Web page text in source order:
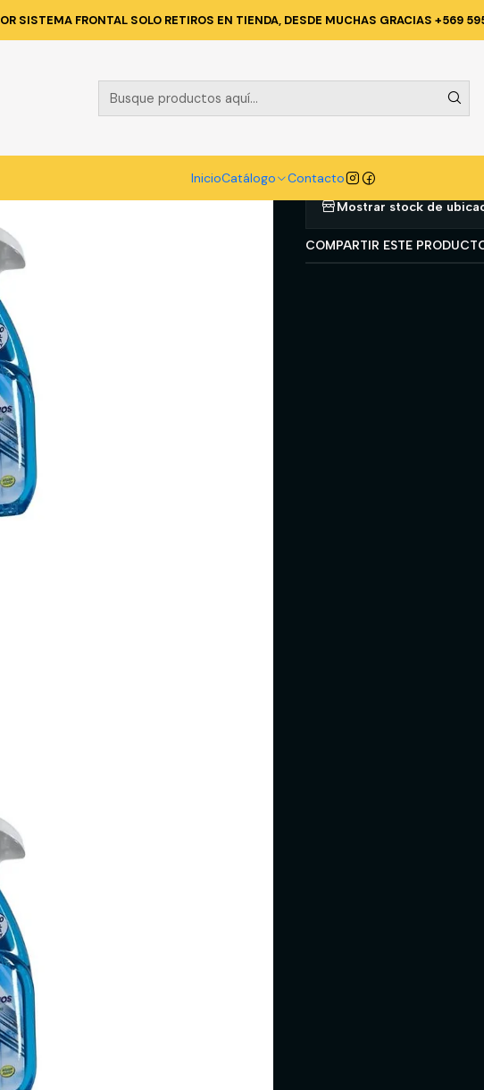
InicioCatálogo Contacto
SISTEMA FRONTAL SOLO RETIROS EN TIENDA, DESDE MUCHAS GRACIAS +569
LIMPIEZA E HIGENE INDUSTRIAL PRODUCTOS DE LIMPIEZA LIMPIA
|
LIMPIA
Agregar a la lista
Mostrar stock de
COMPARTIR ESTE